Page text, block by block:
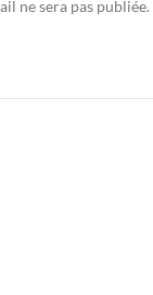
ne sera pas publiée.